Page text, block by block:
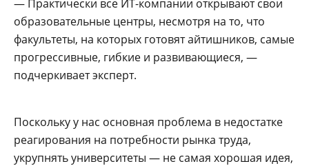
— Практически все ИТ-компании открывают свои
образовательные центры, несмотря на то, что
факультеты, на которых готовят айтишников, самые
прогрессивные, гибкие и развивающиеся, —
подчеркивает эксперт.
Поскольку у нас основная проблема в недостатке
реагирования на потребности рынка труда,
укрупнять университеты — не самая хорошая идея,